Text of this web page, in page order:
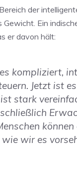
der
Gewicht. Ein
er davon hält:
kompliziert,
Jetzt ist
stark
können
wir es